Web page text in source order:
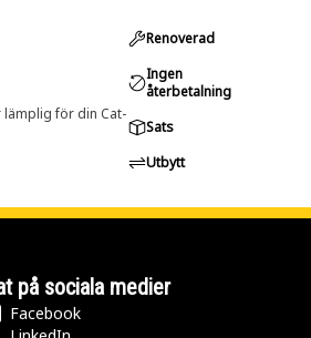
för din Cat-
Renoverad
Ingen
återbetalning
Sats
Utbytt
på sociala medier
Facebook